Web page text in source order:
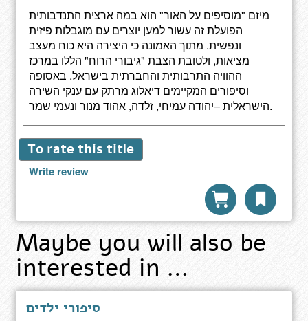
מיזם "מוסיפים על האור" הוא במה ארצית התנדבותית
הפועלת זה עשור למען יוצרים עם מוגבלות פיזית
ונפשית. מתוך האמונה כי היצירה היא כוח מעצב
מציאות, ולטובת הצבת "גיבורי הרוח" הללו במרכז
ההוויה התרבותית והחברתית בישראל. באסופה
וסיפורים המקיימים דיאלוג מרתק עם ענקי השירה
הישראלית –יהודה עמיחי, זלדה, אהוד מנור ונעמי שמר.
To rate this title
Write review
Maybe you will also be
interested in …
סיפורי ילדים